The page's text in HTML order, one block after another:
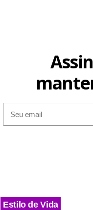
Estilo de Vida